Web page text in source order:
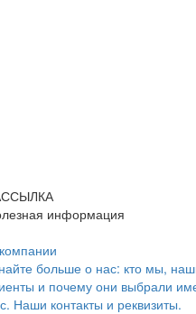
информация
больше о нас: кто мы,
и почему они выбрали
Наши контакты и реквизиты.